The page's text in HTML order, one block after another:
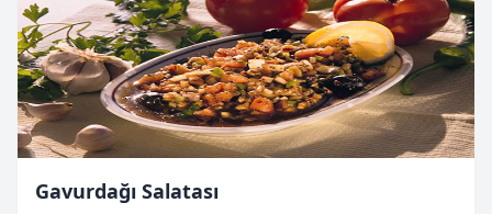
Gavurdağı Salatası